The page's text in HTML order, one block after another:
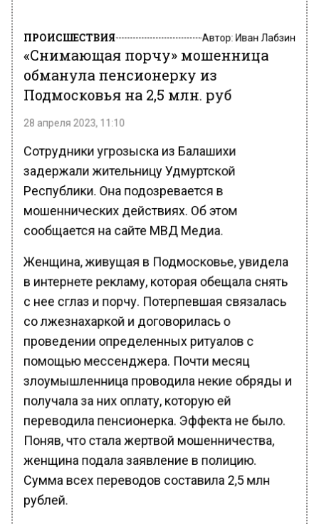
ПРОИСШЕСТВИЯ Автор:Иван Лабзин
«Снимающая порчу» мошенница
обманула пенсионерку из
Подмосковья на 2,5 млн. руб
28 апреля 2023, 11:10
Сотрудники угрозыска из Балашихи
задержали жительницу Удмуртской
Республики. Она подозревается в
мошеннических действиях. Об этом
сообщается на сайте МВД Медиа.
Женщина, живущая в Подмосковье, увидела
в интернете рекламу, которая обещала снять
с нее сглаз и порчу. Потерпевшая связалась
со лжезнахаркой и договорилась о
проведении определенных ритуалов с
помощью мессенджера. Почти месяц
злоумышленница проводила некие обряды и
получала за них оплату, которую ей
переводила пенсионерка. Эффекта не было.
Поняв, что стала жертвой мошенничества,
женщина подала заявление в полицию.
Сумма всех переводов составила 2,5 млн
рублей.